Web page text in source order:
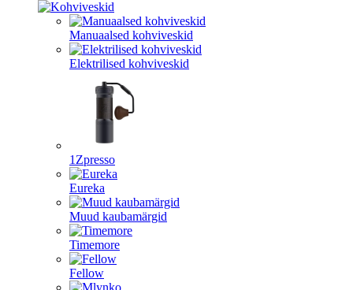
Manuaalsed kohviveskid
Elektrilised kohviveskid
1Zpresso
Eureka
Muud kaubamärgid
Timemore
Fellow